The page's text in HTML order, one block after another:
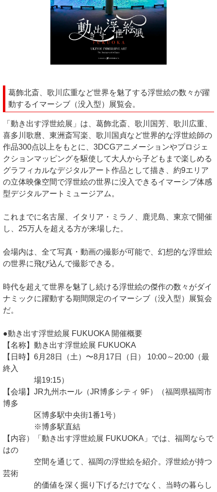
葛飾北斎、歌川広重など世界を魅了する浮世絵の数々が躍
動するイマーシブ（没入型）展覧会。
「動き出す浮世絵展」は、葛飾北斎、歌川国芳、歌川広重、
喜多川歌麿、東洲斎写楽、歌川国貞など世界的な浮世絵師の
作品300点以上をもとに、3DCGアニメーションやプロジェ
クションマッピングを駆使して大人から子どもまで楽しめる
グラフィカルなデジタルアート作品として描き、約9エリア
の立体映像空間で浮世絵の世界に没入できるイマーシブ体感
型デジタルアートミュージアム。
これまでに名古屋、イタリア・ミラノ、鹿児島、東京で開催
し、25万人を超える方が来場した。
会場内は、全て写真・動画の撮影が可能で、幻想的な浮世絵
の世界に飛び込んで撮影できる。
時代を超えて世界を魅了し続ける浮世絵の傑作の数々がダイ
ナミックに躍動する期間限定のイマーシブ（没入型）展覧会
だ。
●動き出す浮世絵展 FUKUOKA 開催概要
【名称】動き出す浮世絵展 FUKUOKA
【日時】6月28日（土）〜8月17日（日） 10:00～20:00（最
終入
場19:15）
【会場】JR九州ホール（JR博多シティ 9F）（福岡県福岡市
博多
区博多駅中央街1番1号）
※博多駅直結
【内容）「動き出す浮世絵展 FUKUOKA」では、福岡ならで
はの
空間を通じて、福岡の浮世絵を紹介。浮世絵が持つ
芸術
的価値を深く掘り下げるだけでなく、当時の暮らし